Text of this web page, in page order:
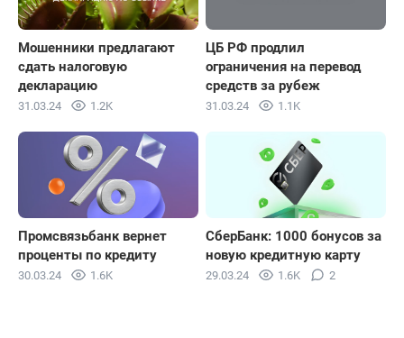
Мошенники предлагают
сдать налоговую
декларацию
31.03.24 1.2K
ЦБ РФ продлил
ограничения на перевод
средств за рубеж
31.03.24 1.1K
Промсвязьбанк вернет
проценты по кредиту
30.03.24 1.6K
СберБанк: 1000 бонусов за
новую кредитную карту
29.03.24 1.6K 2